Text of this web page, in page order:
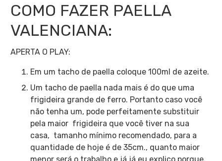
COMO FAZER PAELLA
VALENCIANA:
APERTA O PLAY:
Em um tacho de paella coloque 100ml de azeite.
Um tacho de paella nada mais é do que uma
frigideira grande de ferro. Portanto caso você
não tenha um, pode perfeitamente substituir
pela maior frigideira que você tiver na sua
casa, tamanho mínimo recomendado, para a
quantidade de hoje é de 35cm., quanto maior
menor será o trabalho e já já eu explico porque.